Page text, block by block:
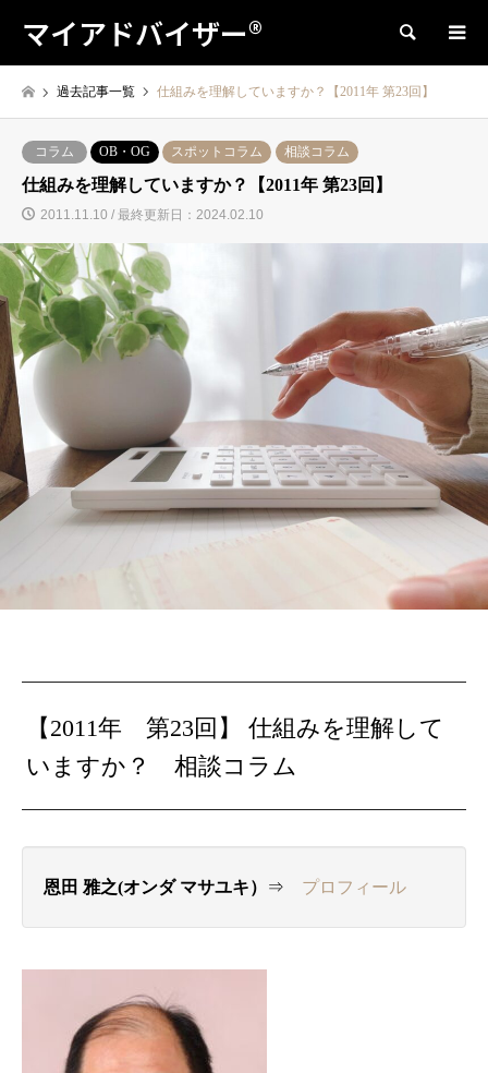
マイアドバイザー® 検索
過去記事一覧 仕組みを理解していますか？【2011年 第23回】
コラム OB・OG スポットコラム 相談コラム
仕組みを理解していますか？【2011年 第23回】
2011.11.10 / 最終更新日：2024.02.10
【2011年 第23回】仕組みを理解して
いますか？相談コラム
恩田 雅之(オンダ マサユキ） ⇒ プロフィール